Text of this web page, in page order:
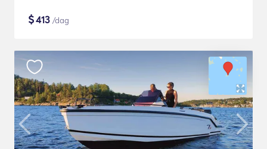
$413 /dag